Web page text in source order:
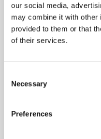
our social media,
may combine it with other
provided to them or that
of their services.
Selection
Necessary
Preferences
respeto al medio
participativo surjan
como:.
En la medida de
Anoeta) de nuestra